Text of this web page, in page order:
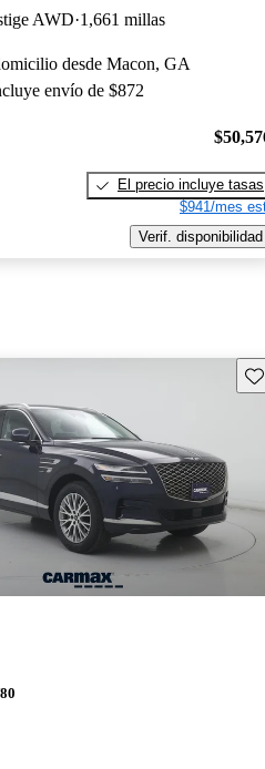
AWD 1,661 millas
desde Macon, GA
envío de $872
El precio incluye tasas
$941/mes
Verif. disponibilidad